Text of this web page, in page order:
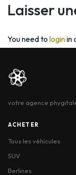
Laisser
You need to loginin
votre agence
ACHETER
Tous les véhicules
SUV
Berlines